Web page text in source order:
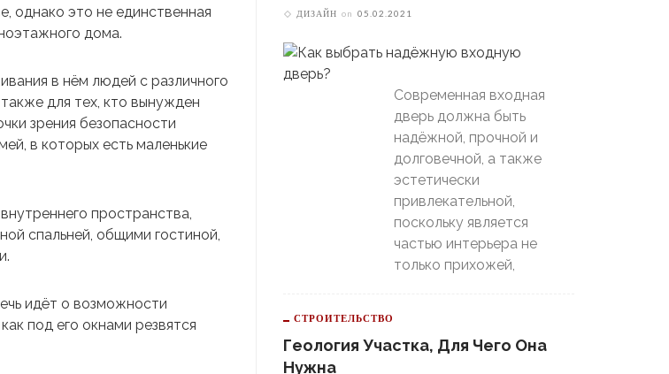
однако это не единственная
дома.
в нём людей с различного
для тех, кто вынужден
зрения безопасности
в которых есть маленькие
пространства,
спальней, общими гостиной,
идёт о возможности
под его окнами резвятся
ДИЗАЙН on 05.02.2021
Современная входная
дверь должна быть
надёжной, прочной и
долговечной, а также
эстетически
привлекательной,
поскольку является
частью интерьера не
только прихожей,
СТРОИТЕЛЬСТВО
Геология Участка, Для Чего Она
Нужна